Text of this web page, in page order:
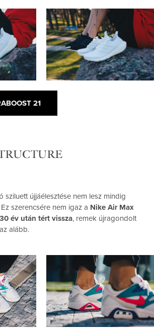
21
sziluett újjáélesztése nem lesz mindig
szerencsére nem igaz a Nike Air Max
év után tért vissza, remek újragondolt
alább.